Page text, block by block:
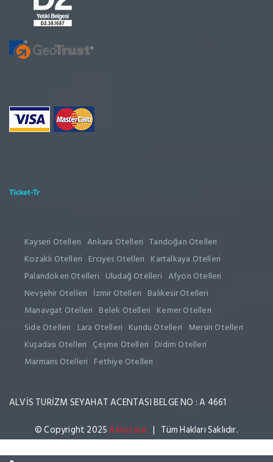
Kayseri Otelleri Ankara Otelleri Tandoğan Otelleri
Kozaklı Otelleri Erciyes Otelleri Kartalkaya Otelleri
Palandöken Otelleri Uludağ Otelleri Afyon Otelleri
Nevşehir Otelleri İzmir Otelleri Balıkesir Otelleri
Manavgat Otelleri Belek Otelleri Kemer Otelleri
Side Otelleri Lara Otelleri Kundu Otelleri Mersin Otelleri
Kuşadası Otelleri Çeşme Otelleri Didim Otelleri
Marmaris Otelleri Fethiye Otelleri
ALVİS TURİZM SEYAHAT ACENTASI BELGE NO : A 4661
© Copyright 2025Alvistour | Tüm Hakları Saklıdır.